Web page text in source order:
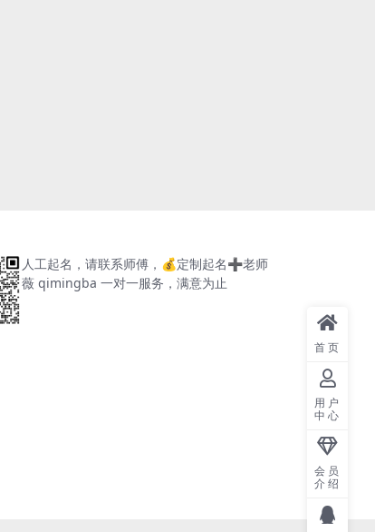
人工起名，请联系师傅， 💰定制起名➕老师
薇 qimingba 一对一服务，满意为止
首页
用户
中心
会员
介绍